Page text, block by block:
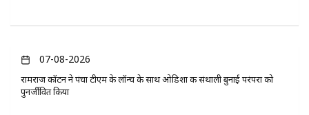
07-08-2026
रामराज कॉटन ने पंचा टीएम के लॉन्च के साथ ओडिशा की संथाली बुनाई परंपरा को
पुनर्जीवित किया